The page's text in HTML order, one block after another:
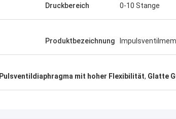
Druckbereich 0-10 Stange
Produktbezeichnung
Pulsventildiaphragma mit hoher Flexibilität, Glatte